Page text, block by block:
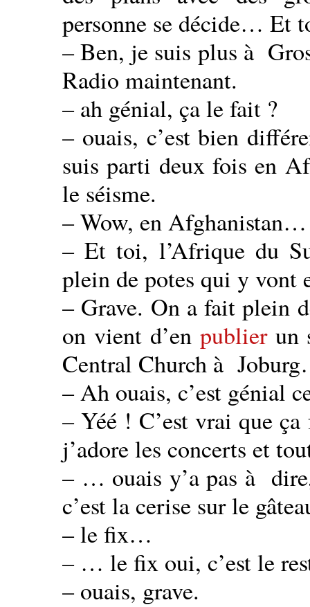
personne se décide… Et
– Ben, je suis plus à
Radio maintenant.
– ah génial, ça le fait ?
– ouais, c’est bien
suis parti deux fois en
le séisme.
– Wow, en Afghanistan…
– Et toi, l’Afrique du
plein de potes qui y vont
– Grave. On a fait plein
on vient d’en publierun
Central Church à
– Ah ouais, c’est génial
– Yéé ! C’est vrai que
j’adore les concerts et
– … ouais y’a pas à
c’est la cerise sur le
– le fix…
– … le fix oui, c’est le
– ouais, grave.